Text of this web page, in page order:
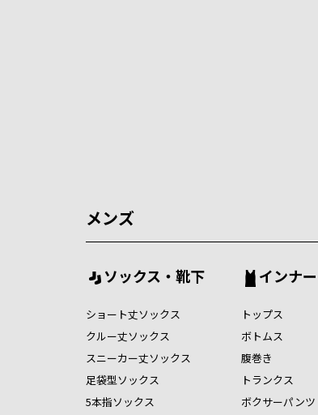
メンズ
ソックス・靴下
ショート丈ソックス
クルー丈ソックス
スニーカー丈ソックス
足袋型ソックス
5本指ソックス
インナー
トップス
ボトムス
腹巻き
トランクス
ボクサーパンツ